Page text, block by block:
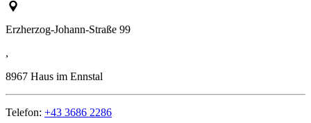
Erzherzog-Johann-Straße 99
,
8967 Haus im Ennstal
Telefon: +43 3686 2286